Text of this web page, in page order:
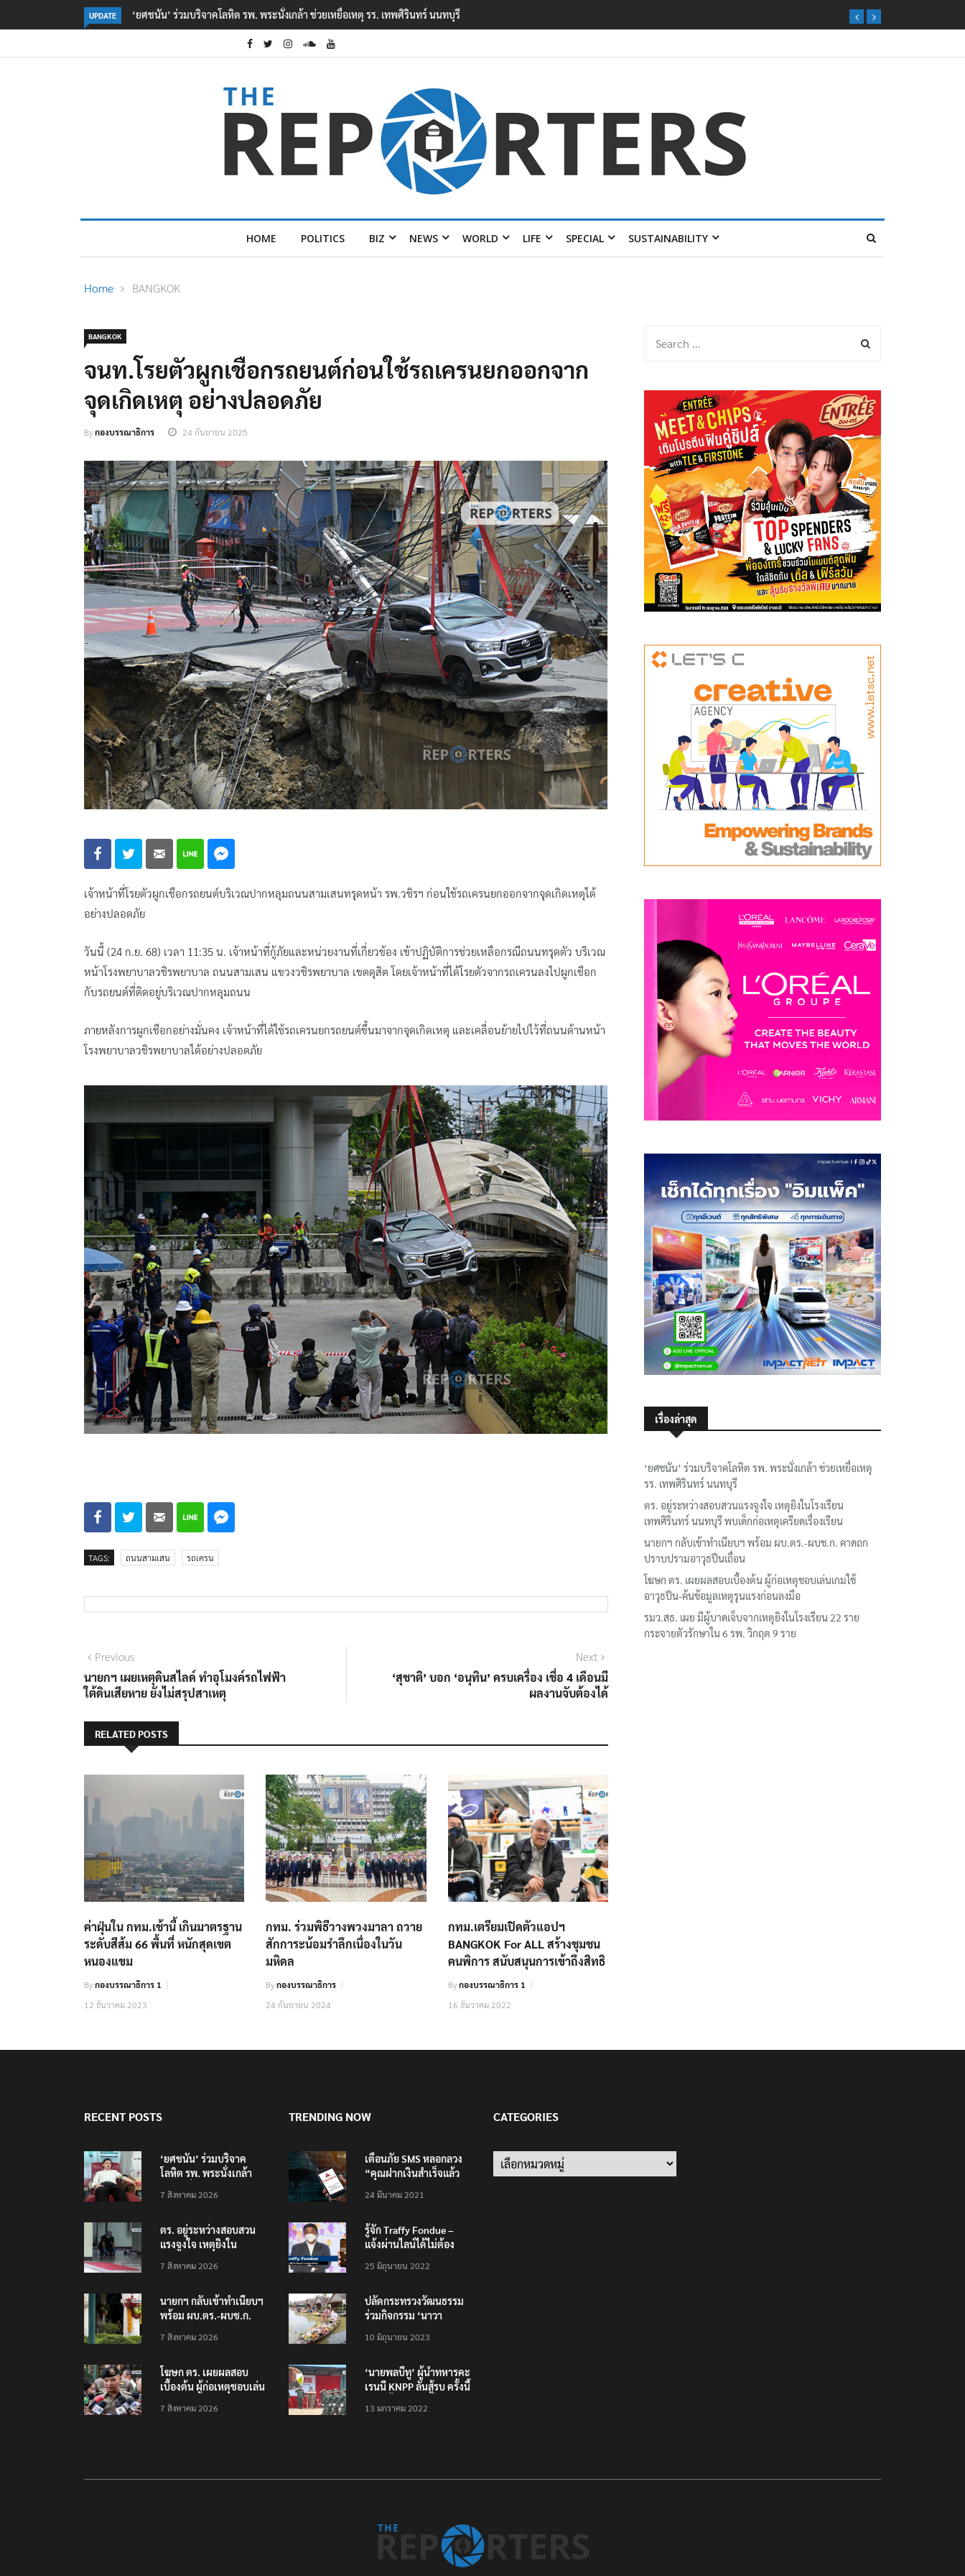
UPDATE ตร. อยู่ระหว่างสอบสวนแรงจูงใจ เหตุยิงในโรงเรียนเทพศิรินทร์ นนทบุรี พบเด็กก่อเหตุเครียดเรื่องเรียน
HOME POLITICS BIZ NEWS WORLD LIFE SPECIAL SUSTAINABILITY
Home BANGKOK
BANGKOK
จนท.โรยตัวผูกเชือกรถยนต์ก่อนใช้รถเครนยกออกจาก
จุดเกิดเหตุ อย่างปลอดภัย
Byกองบรรณาธิการ 24 กันยายน 2025
เจ้าหน้าที่โรยตัวผูกเชือกรถยนต์บริเวณปากหลุมถนนสามเสนทรุดหน้า รพ.วชิรฯ ก่อนใช้รถเครนยกออกจากจุดเกิดเหตุได้
อย่างปลอดภัย
วันนี้ (24 ก.ย. 68) เวลา 11:35 น. เจ้าหน้าที่กู้ภัยและหน่วยงานที่เกี่ยวข้อง เข้าปฏิบัติการช่วยเหลือกรณีถนนทรุดตัว บริเวณ
หน้าโรงพยาบาลวชิรพยาบาล ถนนสามเสน แขวงวชิรพยาบาล เขตดุสิต โดยเจ้าหน้าที่ได้โรยตัวจากรถเครนลงไปผูกเชือก
กับรถยนต์ที่ติดอยู่บริเวณปากหลุมถนน
ภายหลังการผูกเชือกอย่างมั่นคง เจ้าหน้าที่ได้ใช้รถเครนยกรถยนต์ขึ้นมาจากจุดเกิดเหตุ และเคลื่อนย้ายไปไว้ที่ถนนด้านหน้า
โรงพยาบาลวชิรพยาบาลได้อย่างปลอดภัย
TAGS: ถนนสามเสน รถเครน
แนะแนว
เรื่อง
PreviousPrevious
post:
นายกฯ เผยเหตุดินสไลด์ ทำอุโมงค์รถไฟฟ้า
ใต้ดินเสียหาย ยังไม่สรุปสาเหตุ
Next
‘สุชาติ’ บอก ‘อนุทิน’ ครบเครื่อง เชื่อ 4 เดือนมี
ผลงานจับต้องได้
RELATED POSTS
ค่าฝุ่นใน กทม.เช้านี้ เกินมาตรฐาน
ระดับสีส้ม 66 พื้นที่ หนักสุดเขต
หนองแขม
Byกองบรรณาธิการ 1
12 ธันวาคม 2023
กทม. ร่วมพิธีวางพวงมาลา ถวาย
สักการะน้อมรำลึกเนื่องในวัน
มหิดล
Byกองบรรณาธิการ
24 กันยายน 2024
กทม.เตรียมเปิดตัวแอปฯ
BANGKOK For ALL สร้างชุมชน
คนพิการ สนับสนุนการเข้าถึงสิทธิ
Byกองบรรณาธิการ 1
16 ธันวาคม 2022
เรื่องล่าสุด
‘ยศชนัน’ ร่วมบริจาคโลหิต รพ. พระนั่งเกล้า ช่วยเหยื่อเหตุ
รร. เทพศิรินทร์ นนทบุรี
ตร. อยู่ระหว่างสอบสวนแรงจูงใจ เหตุยิงในโรงเรียน
เทพศิรินทร์ นนทบุรี พบเด็กก่อเหตุเครียดเรื่องเรียน
นายกฯ กลับเข้าทำเนียบฯ พร้อม ผบ.ตร.-ผบช.ก. คาดถก
ปราบปรามอาวุธปืนเถื่อน
โฆษก ตร. เผยผลสอบเบื้องต้น ผู้ก่อเหตุชอบเล่นเกมใช้
อาวุธปืน-ค้นข้อมูลเหตุรุนแรงก่อนลงมือ
รมว.สธ. เผย มีผู้บาดเจ็บจากเหตุยิงในโรงเรียน 22 ราย
กระจายตัวรักษาใน 6 รพ. วิกฤต 9 ราย
RECENT POSTS
‘ยศชนัน’ ร่วมบริจาค
โลหิต รพ. พระนั่งเกล้า
เทพศิรินทร์ นนทบุรี
7 สิงหาคม 2026
ตร. อยู่ระหว่างสอบสวน
แรงจูงใจ เหตุยิงใน
นนทบุรี พบเด็กก่อเหตุ
7 สิงหาคม 2026
นายกฯ กลับเข้าทำเนียบฯ
พร้อม ผบ.ตร.-ผบช.ก.
ปืนเถื่อน
7 สิงหาคม 2026
โฆษก ตร. เผยผลสอบ
เบื้องต้น ผู้ก่อเหตุชอบเล่น
เหตุรุนแรงก่อนลงมือ
7 สิงหาคม 2026
TRENDING NOW
เตือนภัย SMS หลอกลวง
“คุณฝากเงินสำเร็จแล้ว
200,000 บาท”
24 มีนาคม 2021
รู้จัก Traffy Fondue –
แจ้งผ่านไลน์ได้ไม่ต้อง
ทั่วไทย ไม่ใช่แค่ในกรุง
25 มิถุนายน 2022
ปลัดกระทรวงวัฒนธรรม
ร่วมกิจกรรม ‘นาวา
ตักบาตรทางน้ำ
10 มิถุนายน 2023
‘นายพลบีทู’ ผู้นำทหารคะ
เรนนี KNPP ลั่นสู้รบ ครั้งนี้
ประชาชนต้องชนะ
13 มกราคม 2022
CATEGORIES
Categories